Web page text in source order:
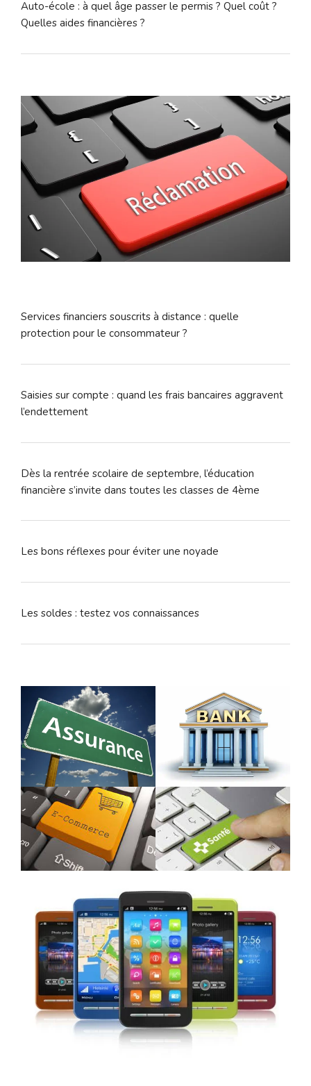
Auto-école : à quel âge passer le permis ? Quel coût ?
Quelles aides financières ?
Services financiers souscrits à distance : quelle
protection pour le consommateur ?
Saisies sur compte : quand les frais bancaires aggravent
l’endettement
Dès la rentrée scolaire de septembre, l’éducation
financière s’invite dans toutes les classes de 4ème
Les bons réflexes pour éviter une noyade
Les soldes : testez vos connaissances